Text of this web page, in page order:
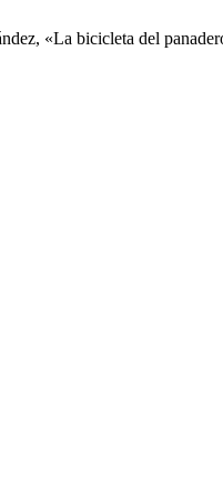
«La bicicleta del